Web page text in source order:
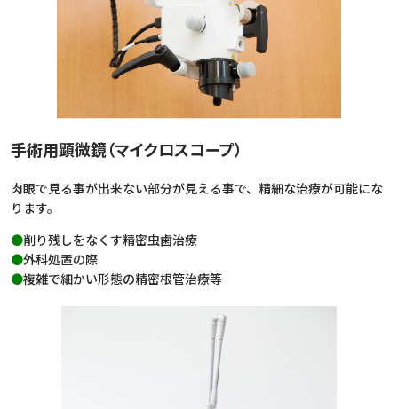
手術用顕微鏡（マイクロスコープ）
肉眼で見る事が出来ない部分が見える事で、精細な治療が可能にな
ります。
削り残しをなくす精密虫歯治療
外科処置の際
複雑で細かい形態の精密根管治療等